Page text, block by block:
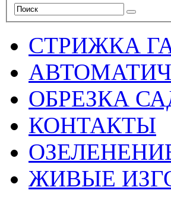
СТРИЖКА
ОБРЕЗКА
КОНТАКТЫ
ЖИВЫЕ